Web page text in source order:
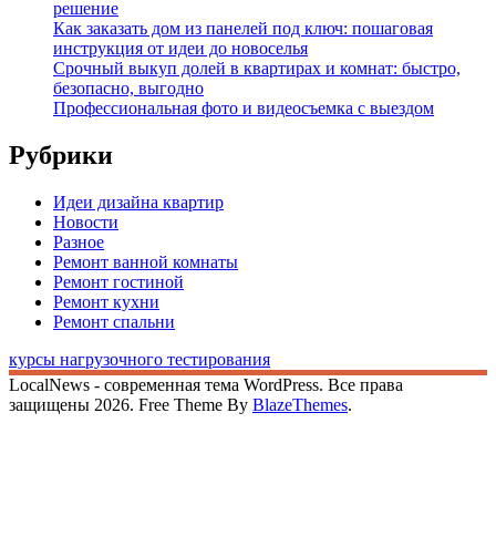
решение
Как заказать дом из панелей под ключ: пошаговая
инструкция от идеи до новоселья
Срочный выкуп долей в квартирах и комнат: быстро,
безопасно, выгодно
Профессиональная фото и видеосъемка с выездом
Рубрики
Идеи дизайна квартир
Новости
Разное
Ремонт ванной комнаты
Ремонт гостиной
Ремонт кухни
Ремонт спальни
курсы нагрузочного тестирования
LocalNews - современная тема WordPress. Все права
защищены 2026. Free Theme By BlazeThemes.